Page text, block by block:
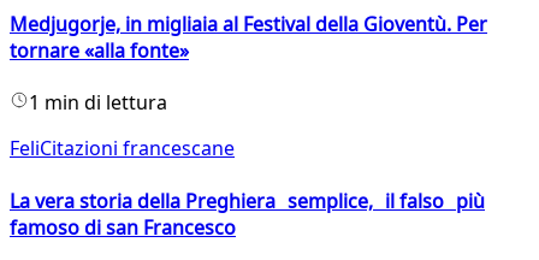
Medjugorje, in migliaia al Festival della Gioventù. Per
tornare «alla fonte»
1 min di lettura
FeliCitazioni francescane
La vera storia della Preghiera semplice, il falso più
famoso di san Francesco